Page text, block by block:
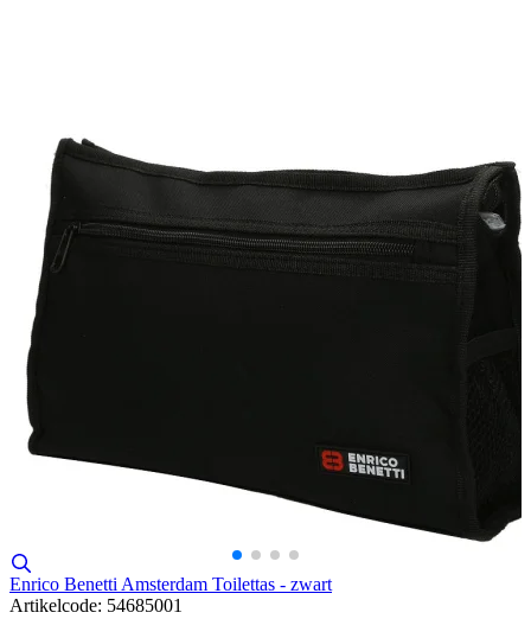
Enrico Benetti Amsterdam Toilettas - zwart
Artikelcode: 54685001